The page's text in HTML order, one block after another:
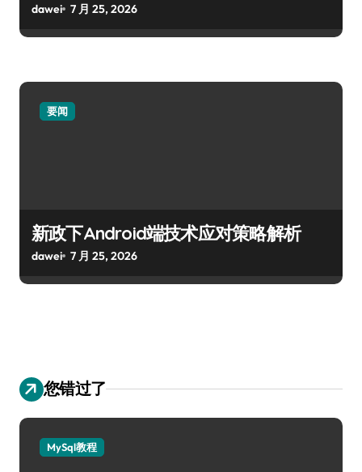
dawei 7 月 25, 2026
要闻
新政下Android端技术应对策略解析
dawei 7 月 25, 2026
您错过了
MySql教程